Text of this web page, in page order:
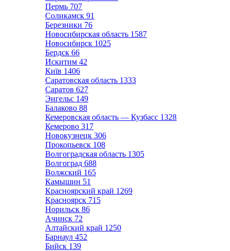
Пермь 707
Соликамск 91
Березники 76
Новосибирская область 1587
Новосибирск 1025
Бердск 66
Искитим 42
Київ 1406
Саратовская область 1333
Саратов 627
Энгельс 149
Балаково 88
Кемеровская область — Кузбасс 1328
Кемерово 317
Новокузнецк 306
Прокопьевск 108
Волгоградская область 1305
Волгоград 688
Волжский 165
Камышин 51
Красноярский край 1269
Красноярск 715
Норильск 86
Ачинск 72
Алтайский край 1250
Барнаул 452
Бийск 139